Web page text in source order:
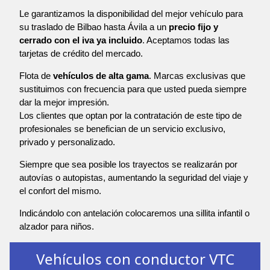
Le garantizamos la disponibilidad del mejor vehículo para
su traslado de Bilbao hasta Ávila a un precio fijo y
cerrado con el iva ya incluido. Aceptamos todas las
tarjetas de crédito del mercado.
Flota de vehículos de alta gama. Marcas exclusivas que
sustituimos con frecuencia para que usted pueda siempre
dar la mejor impresión.
Los clientes que optan por la contratación de este tipo de
profesionales se benefician de un servicio exclusivo,
privado y personalizado.
Siempre que sea posible los trayectos se realizarán por
autovías o autopistas, aumentando la seguridad del viaje y
el confort del mismo.
Indicándolo con antelación colocaremos una sillita infantil o
alzador para niños.
Vehículos con conductor VTC